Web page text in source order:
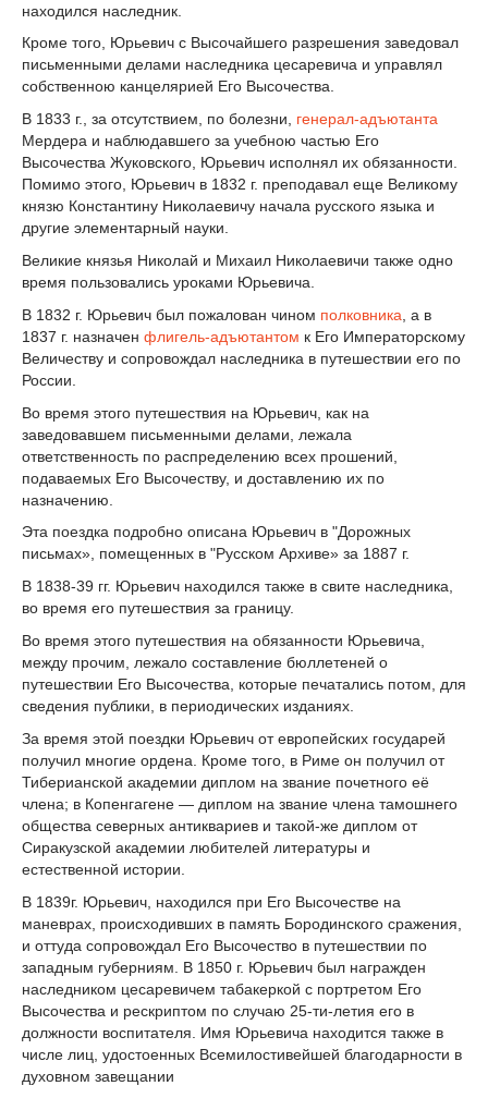
находился наследник.
Кроме того, Юрьевич с Высочайшего разрешения заведовал
письменными делами наследника цесаревича и управлял
собственною канцелярией Его Высочества.
В 1833 г., за отсутствием, по болезни, генерал-адъютанта
Мердера и наблюдавшего за учебною частью Его
Высочества Жуковского, Юрьевич исполнял их обязанности.
Помимо этого, Юрьевич в 1832 г. преподавал еще Великому
князю Константину Николаевичу начала русского языка и
другие элементарный науки.
Великие князья Николай и Михаил Николаевичи также одно
время пользовались уроками Юрьевича.
В 1832 г. Юрьевич был пожалован чином полковника , а в
1837 г. назначен флигель-адъютантом к Его Императорскому
Величеству и сопровождал наследника в путешествии его по
России.
Во время этого путешествия на Юрьевич, как на
заведовавшем письменными делами, лежала
ответственность по распределению всех прошений,
подаваемых Его Высочеству, и доставлению их по
назначению.
Эта поездка подробно описана Юрьевич в "Дорожных
письмах», помещенных в "Русском Архиве» за 1887 г.
В 1838-39 гг. Юрьевич находился также в свите наследника,
во время его путешествия за границу.
Во время этого путешествия на обязанности Юрьевича,
между прочим, лежало составление бюллетеней о
путешествии Его Высочества, которые печатались потом, для
сведения публики, в периодических изданиях.
За время этой поездки Юрьевич от европейских государей
получил многие ордена. Кроме того, в Риме он получил от
Тиберианской академии диплом на звание почетного её
члена; в Копенгагене — диплом на звание члена тамошнего
общества северных антиквариев и такой-же диплом от
Сиракузской академии любителей литературы и
естественной истории.
В 1839г. Юрьевич, находился при Его Высочестве на
маневрах, происходивших в память Бородинского сражения,
и оттуда сопровождал Его Высочество в путешествии по
западным губерниям. В 1850 г. Юрьевич был награжден
наследником цесаревичем табакеркой с портретом Его
Высочества и рескриптом по случаю 25-ти-летия его в
должности воспитателя. Имя Юрьевича находится также в
числе лиц, удостоенных Всемилостивейшей благодарности в
духовном завещании